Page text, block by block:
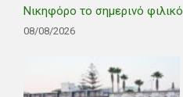
Νικηφόρο το σημερινό φιλικό
08/08/2026